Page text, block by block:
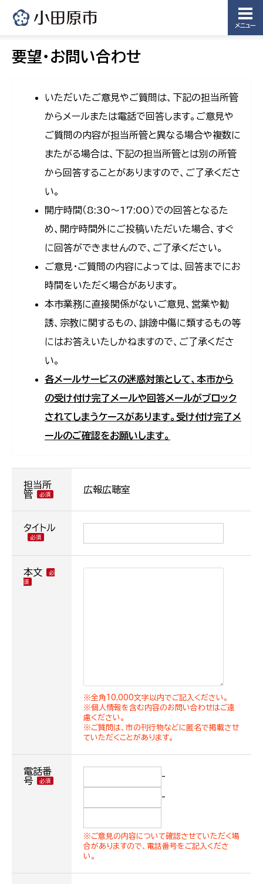
メニュー
要望・お問い合わせ
いただいたご意見やご質問は、下記の担当所管
からメールまたは電話で回答します。ご意見や
ご質問の内容が担当所管と異なる場合や複数に
またがる場合は、下記の担当所管とは別の所管
から回答することがありますので、ご了承くださ
い。
開庁時間（8:30〜17:00）での回答となるた
め、開庁時間外にご投稿いただいた場合、すぐ
に回答ができませんので、ご了承ください。
ご意見・ご質問の内容によっては、回答までにお
時間をいただく場合があります。
本市業務に直接関係がないご意見、営業や勧
誘、宗教に関するもの、誹謗中傷に類するもの等
にはお答えいたしかねますので、ご了承くださ
い。
各メールサービスの迷惑対策として、本市から
の受け付け完了メールや回答メールがブロック
されてしまうケースがあります。受け付け完了メ
ールのご確認をお願いします。
担当所
管
広報広聴室
タイトル
本文
※全角10,000文字以内でご記入ください。
※個人情報を含む内容のお問い合わせはご遠
慮ください。
※ご質問は、市の刊行物などに匿名で掲載させ
ていただくことがあります。
電話番
号
-
-
※ご意見の内容について確認させていただく場
合がありますので、電話番号をご記入くださ
い。